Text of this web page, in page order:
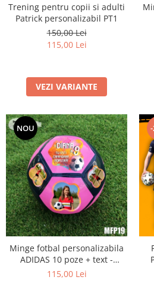
Trening pentru copii si adulti
Patrick personalizabil PT1
150,00 Lei
115,00 Lei
VEZI VARIANTE
NOU
Minge fotbal personalizabila
ADIDAS 10 poze + text -
MFN19
115,00 Lei